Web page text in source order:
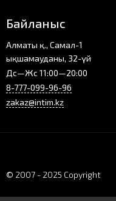
Байланыс
Алматы қ., Самал-1
ықшамауданы, 32-үй
Дс—Жс 11:00—20:00
8-777-099-96-96
zakaz@intim.kz
© 2007 - 2025 Copyright